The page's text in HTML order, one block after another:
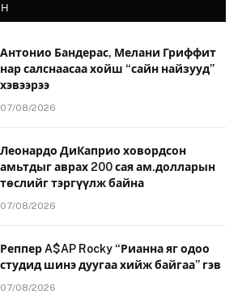
Антонио Бандерас, Мелани Гриффит
нар салснаасаа хойш “сайн найзууд”
хэвээрээ
07/08/2026
Леонардо ДиКаприо ховордсон
амьтдыг аврах 200 сая ам.долларын
төслийг тэргүүлж байна
07/08/2026
Реппер A$AP Rocky “Рианна яг одоо
студид шинэ дуугаа хийж байгаа” гэв
07/08/2026